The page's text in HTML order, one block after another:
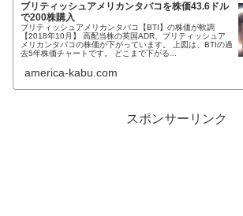
ブリティッシュアメリカンタバコを株価43.6ドル
で200株購入
ブリティッシュアメリカンタバコ【BTI】の株価が軟調
【2018年10月】 高配当株の英国ADR、ブリティッシュア
メリカンタバコの株価が下がっています。 上図は、BTIの過
去5年株価チャートです。 どこまで下がる...
america-kabu.com
スポンサーリンク